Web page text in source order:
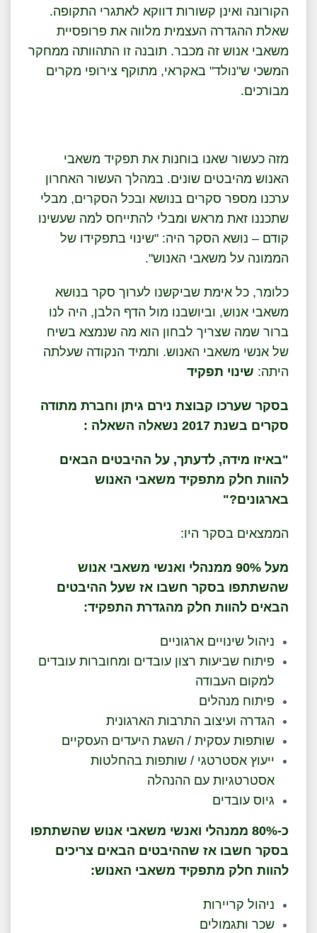
הקורונה ואינן קשורות דווקא לאתגרי התקופה.
שאלת ההגדרה העצמית מלווה את פרופסיית
משאבי אנוש זה מכבר. תובנה זו התהוותה ממחקר
המשכי ש"נולד" באקראי, מתוקף צירופי מקרים
מבורכים.
מזה כעשור שאנו בוחנות את תפקיד משאבי
האנוש מהיבטים שונים. במהלך העשור האחרון
ערכנו מספר סקרים בנושא ובכל הסקרים, מבלי
שתכננו זאת מראש ומבלי להתייחס למה שעשינו
קודם – נושא הסקר היה: "שינוי בתפקידו של
הממונה על משאבי האנוש".
כלומר, כל אימת שביקשנו לערוך סקר בנושא
משאבי אנוש, וביושבנו מול הדף הלבן, היה לנו
ברור שמה שצריך לבחון הוא מה שנמצא בשיח
של אנשי משאבי האנוש. ותמיד הנקודה שעלתה
היתה: שינוי תפקיד
בסקר שערכו קבוצת נירם גיתן וחברת מתודה
סקרים בשנת 2017 נשאלה השאלה :
"באיזו מידה, לדעתך, על ההיבטים הבאים
להוות חלק מתפקיד משאבי האנוש
בארגונים?"
הממצאים בסקר היו:
מעל 90% ממנהלי ואנשי משאבי אנוש
שהשתתפו בסקר חשבו אז שעל ההיבטים
הבאים להוות חלק מהגדרת התפקיד:
ניהול שינויים ארגוניים
פיתוח שביעות רצון עובדים ומחוברות עובדים
למקום העבודה
פיתוח מנהלים
הגדרה ועיצוב התרבות הארגונית
שותפות עסקית / השגת היעדים העסקיים
ייעוץ אסטרטגי / שותפות בהחלטות
אסטרטגיות עם ההנהלה
גיוס עובדים
כ-80% ממנהלי ואנשי משאבי אנוש שהשתתפו
בסקר חשבו אז שההיבטים הבאים צריכים
להוות חלק מתפקיד משאבי האנוש:
ניהול קריירות
שכר ותגמולים